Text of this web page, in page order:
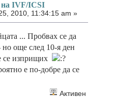
на IVF/ICSI
2010, 11:34:15 am »
... Пробвах се да
още след 10-я ден
се изприщих
е по-добре да се
Активен